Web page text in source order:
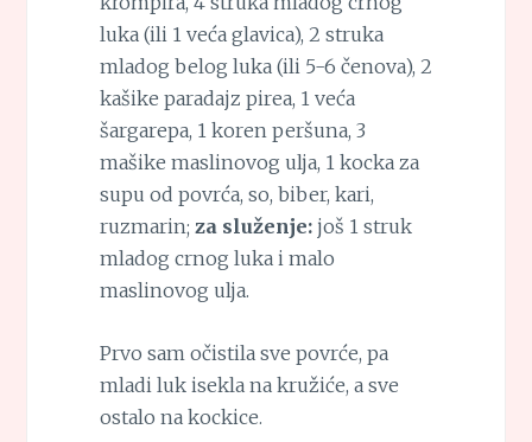
luka (ili 1 veća glavica), 2 struka
mladog belog luka (ili 5-6 čenova), 2
kašike paradajz pirea, 1 veća
šargarepa, 1 koren peršuna, 3
mašike maslinovog ulja, 1 kocka za
supu od povrća, so, biber, kari,
ruzmarin; za služenje:još 1 struk
mladog crnog luka i malo
maslinovog ulja.
Prvo sam očistila sve povrće, pa
mladi luk isekla na kružiće, a sve
ostalo na kockice.